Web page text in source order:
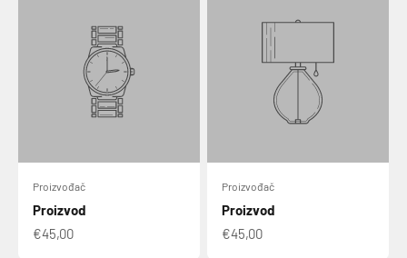
Proizvođač
Proizvod
€45,00
Proizvođač
Proizvod
€45,00